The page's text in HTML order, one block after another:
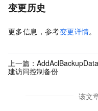
变更历史
更多信息，参考变更详情。
上一篇：
建访问控制备份
该文